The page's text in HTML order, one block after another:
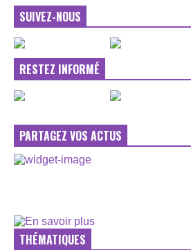
SUIVEZ-NOUS
RESTEZ INFORMÉ
PARTAGEZ VOS ACTUS
THÉMATIQUES